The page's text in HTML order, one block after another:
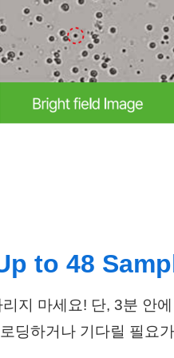
to 48
리지 마세요! 단, 3분 안
딩하거나 기다릴 필요